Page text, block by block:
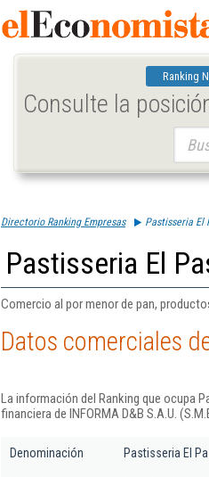
Ranking
Consulte la
Directorio Ranking Empresas Pastisseria El
Pastisseria El
Comercio al por menor de pan,
Datos comerciales
La información del Ranking que ocupa
financiera de INFORMA D&B S.A.U.
Denominación Pastisseria El